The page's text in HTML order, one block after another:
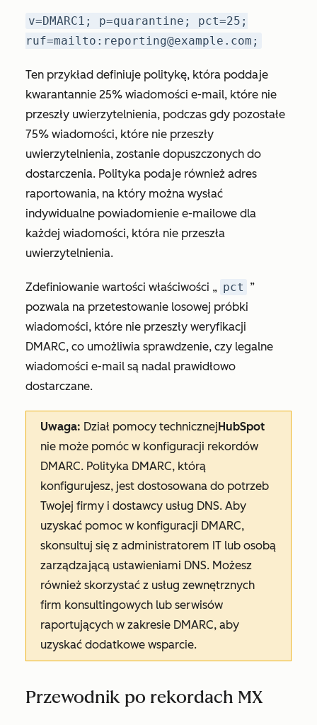
v=DMARC1; p=quarantine; pct=25;
ruf=mailto:reporting@example.com;
Ten przykład definiuje politykę, która poddaje
kwarantannie 25% wiadomości e-mail, które nie
przeszły uwierzytelnienia, podczas gdy pozostałe
75% wiadomości, które nie przeszły
uwierzytelnienia, zostanie dopuszczonych do
dostarczenia. Polityka podaje również adres
raportowania, na który można wysłać
indywidualne powiadomienie e-mailowe dla
każdej wiadomości, która nie przeszła
uwierzytelnienia.
Zdefiniowanie wartości właściwości „ pct ”
pozwala na przetestowanie losowej próbki
wiadomości, które nie przeszły weryfikacji
DMARC, co umożliwia sprawdzenie, czy legalne
wiadomości e-mail są nadal prawidłowo
dostarczane.
Uwaga: Dział pomocy technicznejHubSpot
nie może pomóc w konfiguracji rekordów
DMARC. Polityka DMARC, którą
konfigurujesz, jest dostosowana do potrzeb
Twojej firmy i dostawcy usług DNS. Aby
uzyskać pomoc w konfiguracji DMARC,
skonsultuj się z administratorem IT lub osobą
zarządzającą ustawieniami DNS. Możesz
również skorzystać z usług zewnętrznych
firm konsultingowych lub serwisów
raportujących w zakresie DMARC, aby
uzyskać dodatkowe wsparcie.
Przewodnik po rekordach MX